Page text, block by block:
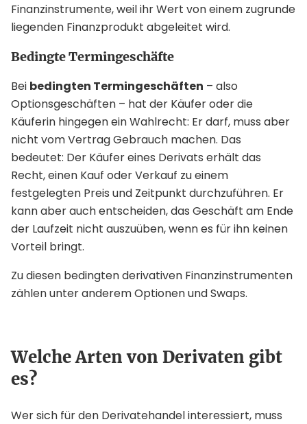
Finanzinstrumente, weil ihr Wert von einem zugrunde
liegenden Finanzprodukt abgeleitet wird.
Bedingte Termingeschäfte
Bei bedingten Termingeschäften – also
Optionsgeschäften – hat der Käufer oder die
Käuferin hingegen ein Wahlrecht: Er darf, muss aber
nicht vom Vertrag Gebrauch machen. Das
bedeutet: Der Käufer eines Derivats erhält das
Recht, einen Kauf oder Verkauf zu einem
festgelegten Preis und Zeitpunkt durchzuführen. Er
kann aber auch entscheiden, das Geschäft am Ende
der Laufzeit nicht auszuüben, wenn es für ihn keinen
Vorteil bringt.
Zu diesen bedingten derivativen Finanzinstrumenten
zählen unter anderem Optionen und Swaps.
Welche Arten von Derivaten gibt
es?
Wer sich für den Derivatehandel interessiert, muss